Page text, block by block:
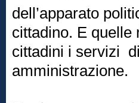
dell’apparato
cittadino. E quelle
cittadini i servizi
amministrazione.